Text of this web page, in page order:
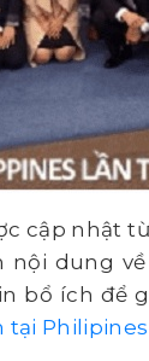
cập nhật
nội dung
bổ ích để
tại Philipines